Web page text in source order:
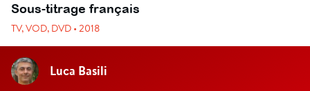
Sous-titrage français
TV, VOD, DVD • 2018
Luca Basili